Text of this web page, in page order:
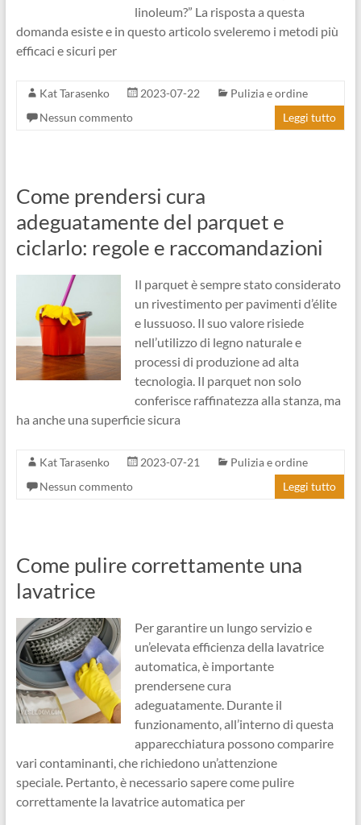
linoleum?” La risposta a questa
domanda esiste e in questo articolo sveleremo i metodi più
efficaci e sicuri per
Kat Tarasenko 2023-07-22
Pulizia e ordine
Nessun commento
Leggi tutto
Come prendersi cura
adeguatamente del parquet e
ciclarlo: regole e raccomandazioni
Il parquet è sempre stato considerato
un rivestimento per pavimenti d’élite
e lussuoso. Il suo valore risiede
nell’utilizzo di legno naturale e
processi di produzione ad alta
tecnologia. Il parquet non solo
conferisce raffinatezza alla stanza, ma
ha anche una superficie sicura
Kat Tarasenko 2023-07-21
Pulizia e ordine
Nessun commento
Leggi tutto
Come pulire correttamente una
lavatrice
Per garantire un lungo servizio e
un’elevata efficienza della lavatrice
automatica, è importante
prendersene cura
adeguatamente. Durante il
funzionamento, all’interno di questa
apparecchiatura possono comparire
vari contaminanti, che richiedono un’attenzione
speciale. Pertanto, è necessario sapere come pulire
correttamente la lavatrice automatica per